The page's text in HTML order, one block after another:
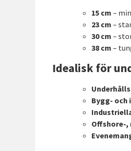
15 cm –
23 cm –
30 cm –
38 cm –
Idealisk för
Bygg-
Offshore-,